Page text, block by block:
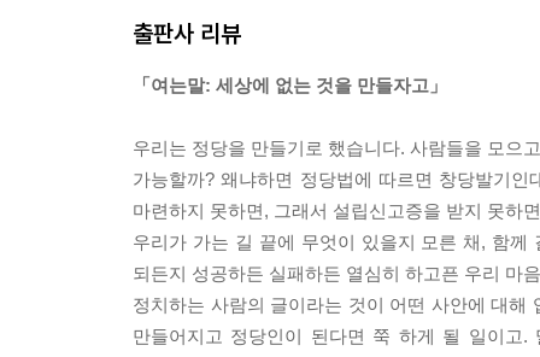
출판사 리뷰
「여는말: 세상에 없는 것을 만들자고」
우리는 정당을 만들기로 했습니다. 사람들을 모으
가능할까? 왜냐하면 정당법에 따르면 창당발기
마련하지 못하면, 그래서 설립신고증을 받지 못하
우리가 가는 길 끝에 무엇이 있을지 모른 채, 함
되든지 성공하든 실패하든 열심히 하고픈 우리 마
정치하는 사람의 글이라는 것이 어떤 사안에 대
만들어지고 정당인이 된다면 쭉 하게 될 일이고